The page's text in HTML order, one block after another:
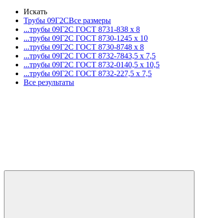
Искать
Трубы 09Г2СВсе размеры
...трубы 09Г2С ГОСТ 8731-838 x 8
...трубы 09Г2С ГОСТ 8730-1245 x 10
...трубы 09Г2С ГОСТ 8730-8748 x 8
...трубы 09Г2С ГОСТ 8732-7843,5 x 7,5
...трубы 09Г2С ГОСТ 8732-0140,5 x 10,5
...трубы 09Г2С ГОСТ 8732-227,5 x 7,5
Все результаты